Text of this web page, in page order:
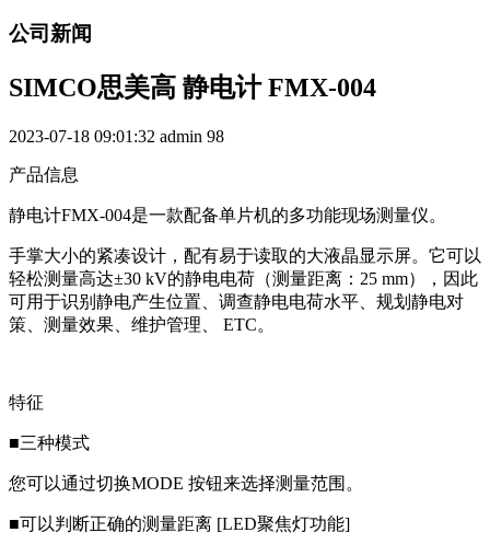
公司新闻
SIMCO思美高 静电计 FMX-004
2023-07-18 09:01:32 admin 98
产品信息
静电计FMX-004是一款配备单片机的多功能现场测量仪。
手掌大小的紧凑设计，配有易于读取的大液晶显示屏。它可以
轻松测量高达±30 kV的静电电荷（测量距离：25 mm），因此
可用于识别静电产生位置、调查静电电荷水平、规划静电对
策、测量效果、维护管理、 ETC。
特征
■三种模式
您可以通过切换MODE 按钮来选择测量范围。
■可以判断正确的测量距离 [LED聚焦灯功能]